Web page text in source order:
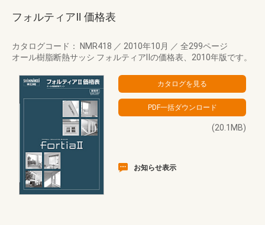
フォルティアⅡ 価格表
カタログコード： NMR418 ／ 2010年10月 ／ 全299ページ
オール樹脂断熱サッシ フォルティアⅡの価格表、2010年版です。
(20.1MB)
お知らせ表示